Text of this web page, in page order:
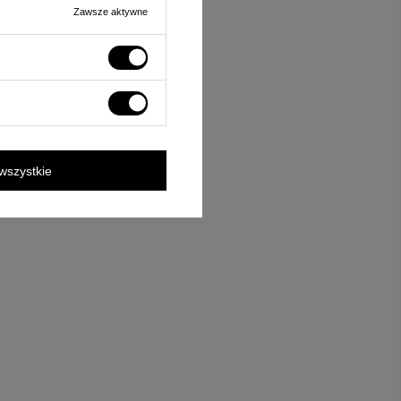
Zawsze aktywne